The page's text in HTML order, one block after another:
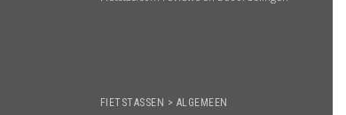
FIETSTASSEN > ALGEMEEN